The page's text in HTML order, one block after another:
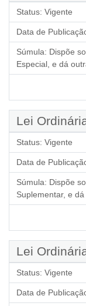
Status: Vigente
Data de
Súmula: Dispõe
Especial, e dá
Lei
Status: Vigente
Data de
Súmula: Dispõe
Suplementar, e
Lei
Status: Vigente
Data de